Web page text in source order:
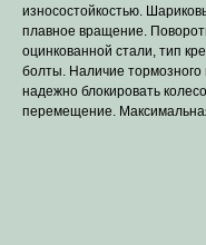
износостойкостью.
плавное вращение.
оцинкованной стали, тип
болты. Наличие
надежно блокировать
перемещение.